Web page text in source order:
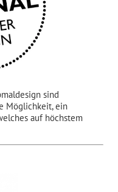
sind
Möglichkeit, ein
auf höchstem